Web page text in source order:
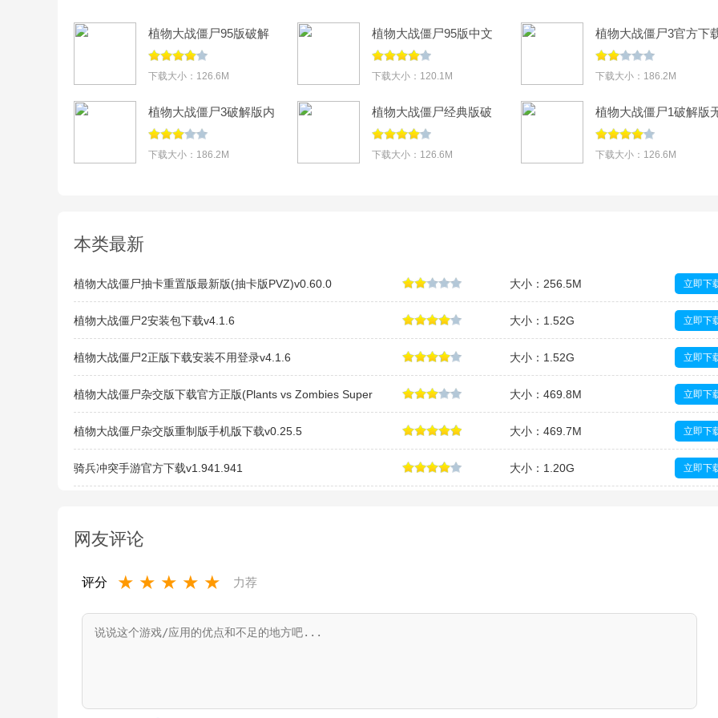
最好也不要后台允许，防止出错或解压失败）第二步、解压完成后，会弹
植物大战僵尸95版破解
版内置菜单下载(Plants
vs. Zombies
下载大小：126.6M
植物大战僵尸95版中文
版下载安装v3.16.0
下载大小：120.1M
植物大战僵尸3官方下
最新版本v30.0.35
下载大小：186.2M
植物大战僵尸3破解版内
置修改器v30.0.35
下载大小：186.2M
植物大战僵尸经典版破
解版无限阳光花园
(Plants vs. Zombies
下载大小：126.6M
植物大战僵尸1破解版
限阳光无冷却
2026(Plants vs.
下载大小：126.6M
本类最新
植物大战僵尸抽卡重置版最新版(抽卡版PVZ)v0.60.0 大小：256.5M 立即下
植物大战僵尸2安装包下载v4.1.6 大小：1.52G 立即下
植物大战僵尸2正版下载安装不用登录v4.1.6 大小：1.52G 立即下
植物大战僵尸杂交版下载官方正版(Plants vs Zombies Super
Hybrid)v0.25.5.0
大小：469.8M 立即下
植物大战僵尸杂交版重制版手机版下载v0.25.5 大小：469.7M 立即下
骑兵冲突手游官方下载v1.941.941 大小：1.20G 立即下
网友评论
评分 ★ ★ ★ ★ ★ 力荐